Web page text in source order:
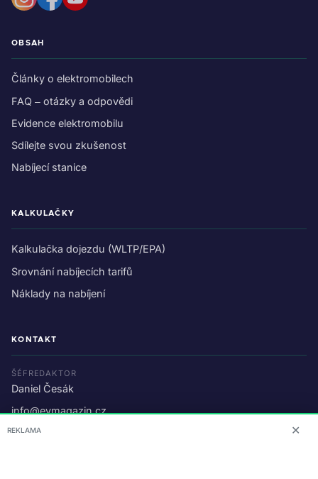
OBSAH
Články o elektromobilech
FAQ – otázky a odpovědi
Evidence elektromobilu
Sdílejte svou zkušenost
Nabíjecí stanice
KALKULAČKY
Kalkulačka dojezdu (WLTP/EPA)
Srovnání nabíjecích tarifů
Náklady na nabíjení
KONTAKT
ŠÉFREDAKTOR
Daniel Česák
info@evmagazin.cz
O nás
REKLAMA ✕